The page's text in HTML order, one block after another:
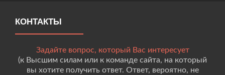
КОНТАКТЫ
Задайте вопрос, который Вас интересует
(к Высшим силам или к команде сайта, на который
вы хотите получить ответ. Ответ, вероятно, не